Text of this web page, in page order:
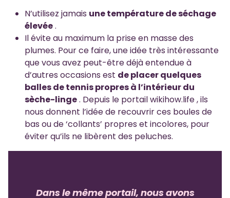
N’utilisez jamais une température de séchage
élevée.
Il évite au maximum la prise en masse des
plumes. Pour ce faire, une idée très intéressante
que vous avez peut-être déjà entendue à
d’autres occasions est de placer quelques
balles de tennis propres à l’intérieur du
sèche-linge. Depuis le portail wikihow.life , ils
nous donnent l’idée de recouvrir ces boules de
bas ou de ‘collants’ propres et incolores, pour
éviter qu’ils ne libèrent des peluches.
Dans le même portail, nous avons